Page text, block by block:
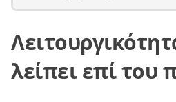
λείπει επί του